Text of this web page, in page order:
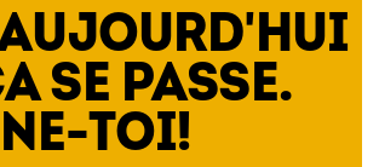
SE PASSE.
TOI!